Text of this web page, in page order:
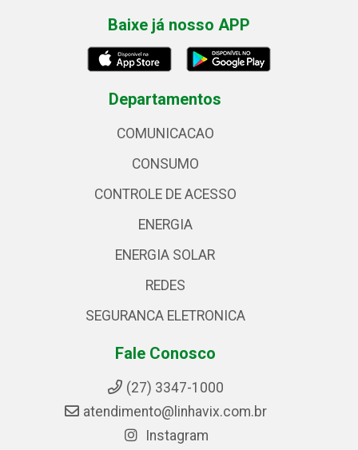
Baixe já nosso APP
Departamentos
COMUNICACAO
CONSUMO
CONTROLE DE ACESSO
ENERGIA
ENERGIA SOLAR
REDES
SEGURANCA ELETRONICA
Fale Conosco
(27) 3347-1000
atendimento@linhavix.com.br
Instagram